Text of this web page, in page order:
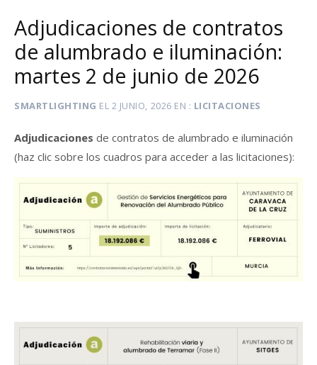
Adjudicaciones de contratos
de alumbrado e iluminación:
martes 2 de junio de 2026
SMARTLIGHTING EL 2 JUNIO, 2026 EN LICITACIONES
Adjudicaciones de contratos de alumbrado e iluminación
(haz clic sobre los cuadros para acceder a las licitaciones):